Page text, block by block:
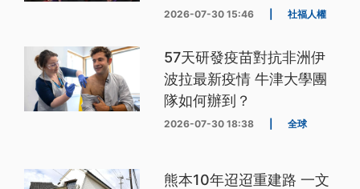
2026-07-30 15:46 社福人權
57天研發疫苗對抗非洲伊
波拉最新疫情 牛津大學團
隊如何辦到？
2026-07-30 18:38 全球
熊本10年迢迢重建路 一文